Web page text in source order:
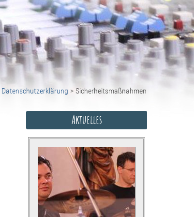
Datenschutzerklärung > Sicherheitsmaßnahmen
Aktuelles